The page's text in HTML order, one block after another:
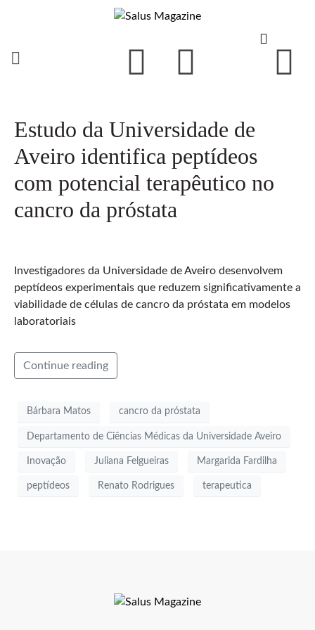
Estudo da Universidade de
Aveiro identifica peptídeos
com potencial terapêutico no
cancro da próstata
Investigadores da Universidade de Aveiro desenvolvem
peptídeos experimentais que reduzem significativamente a
viabilidade de células de cancro da próstata em modelos
laboratoriais
Continue reading
Bárbara Matos cancro da próstata
Departamento de Ciências Médicas da Universidade Aveiro
Inovação Juliana Felgueiras Margarida Fardilha
peptídeos Renato Rodrigues terapeutica